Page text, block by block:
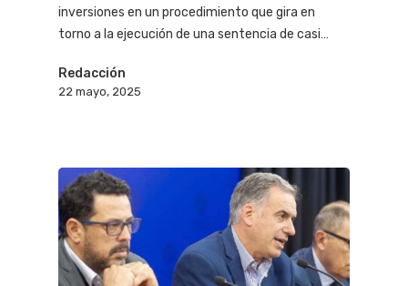
inversiones en un procedimiento que gira en
torno a la ejecución de una sentencia de casi…
Redacción
22 mayo, 2025